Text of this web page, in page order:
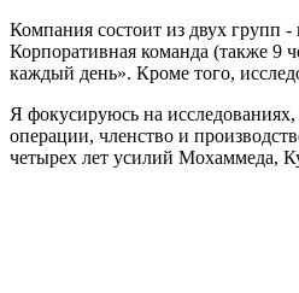
Компания состоит из двух групп
Корпоративная команда (также 9
каждый день». Кроме того,
Я фокусируюсь на
операции, членство и
четырех лет усилий Мохаммеда,